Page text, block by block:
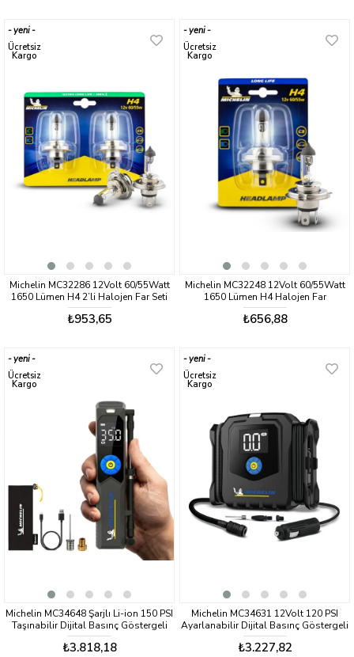
Michelin MC32286 12Volt 60/55Watt
1650 Lümen H4 2’li Halojen Far Seti
₺953,65
yeni
ürün
Ücretsiz
Kargo
Michelin MC32248 12Volt 60/55Watt
1650 Lümen H4 Halojen Far
₺656,88
yeni
ürün
Ücretsiz
Kargo
Michelin MC34648 Şarjlı Li-ion 150 PSI
Taşınabilir Dijital Basınç Göstergeli
Led Aydınlatmalı Lastik Şişirme
Pompası
₺3.818,18
yeni
ürün
Ücretsiz
Kargo
Michelin MC34631 12Volt 120 PSI
Ayarlanabilir Dijital Basınç Göstergeli
Hava Pompası
₺3.227,82
yeni
ürün
Ücretsiz
Kargo